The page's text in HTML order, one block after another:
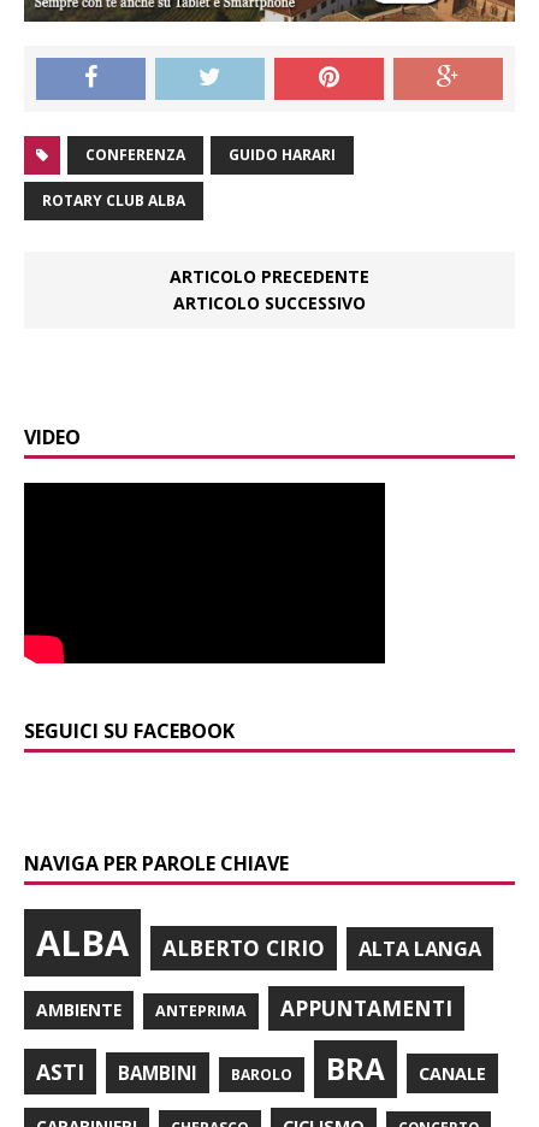
CONFERENZA GUIDO HARARI
ROTARY CLUB ALBA
ARTICOLO PRECEDENTE
ARTICOLO SUCCESSIVO
VIDEO
SEGUICI SU FACEBOOK
NAVIGA PER PAROLE CHIAVE
ALBA ALBERTO CIRIO ALTA LANGA
AMBIENTE ANTEPRIMA APPUNTAMENTI
ASTI BAMBINI BAROLO BRA CANALE